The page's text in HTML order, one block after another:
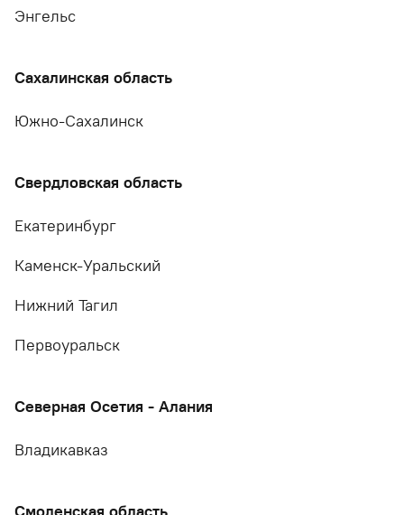
Энгельс
Сахалинская область
Южно-Сахалинск
Свердловская область
Екатеринбург
Каменск-Уральский
Нижний Тагил
Первоуральск
Северная Осетия - Алания
Владикавказ